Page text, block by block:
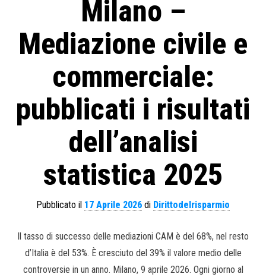
Milano –
Mediazione civile e
commerciale:
pubblicati i risultati
dell’analisi
statistica 2025
Pubblicato il 17 Aprile 2026 di Dirittodelrisparmio
Il tasso di successo delle mediazioni CAM è del 68%, nel resto
d’Italia è del 53%. È cresciuto del 39% il valore medio delle
controversie in un anno. Milano, 9 aprile 2026. Ogni giorno al